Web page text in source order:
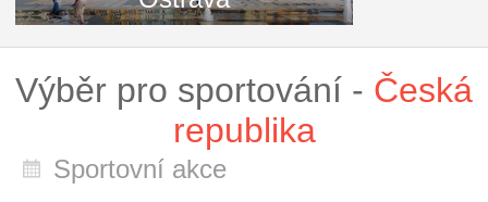
Výběr pro sportování - Česká
republika
Sportovní akce